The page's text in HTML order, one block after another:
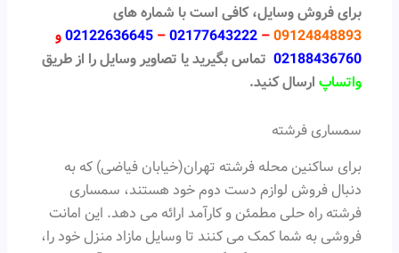
برای فروش وسایل، کافی است با شماره های
09124848893
–
02177643222
–
02122636645و
02188436760 تماس بگیرید یا تصاویر وسایل را از طریق
واتساپ ارسال کنید.
سمساری فرشته
برای ساکنین محله فرشته تهران(خیابان فیاضی) که به
دنبال فروش لوازم دست دوم خود هستند، سمساری
فرشته راه حلی مطمئن و کارآمد ارائه می دهد. این امانت
فروشی به شما کمک می کنند تا وسایل مازاد منزل خود را،